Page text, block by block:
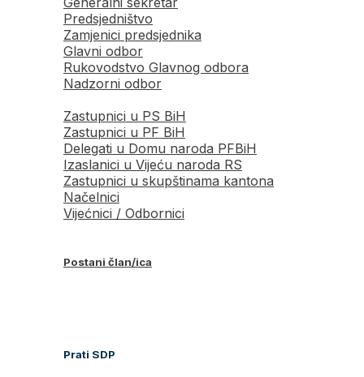
Predsjedništvo
Zamjenici predsjednika
Glavni odbor
Rukovodstvo Glavnog odbora
Nadzorni odbor
Zastupnici u PS BiH
Zastupnici u PF BiH
Delegati u Domu naroda PFBiH
Izaslanici u Vijeću naroda RS
Zastupnici u skupštinama kantona
Načelnici
Vijećnici / Odbornici
Postani član/ica
Prati SDP